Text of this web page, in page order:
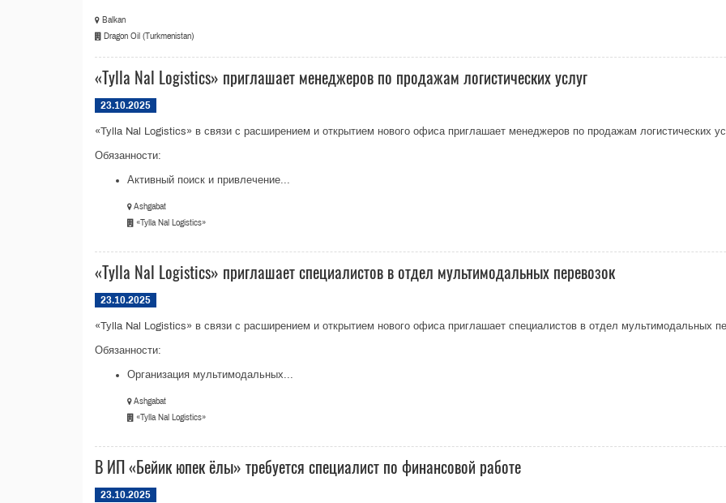
Balkan
Dragon Oil (Turkmenistan)
«Tylla Nal Logistics» приглашает менеджеров по продажам логистических услуг
23.10.2025
«Tylla Nal Logistics» в связи с расширением и открытием нового офиса приглашает менеджеров по продажам логистических
Обязанности:
Активный поиск и привлечение...
Ashgabat
«Tylla Nal Logistics»
«Tylla Nal Logistics» приглашает специалистов в отдел мультимодальных перевозок
23.10.2025
«Tylla Nal Logistics» в связи с расширением и открытием нового офиса приглашает специалистов в отдел мультимодальных
Обязанности:
Организация мультимодальных...
Ashgabat
«Tylla Nal Logistics»
В ИП «Бейик юпек ёлы» требуется специалист по финансовой работе
23.10.2025